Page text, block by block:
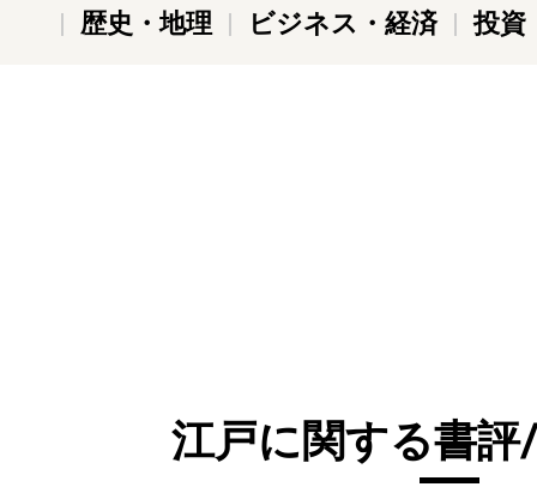
歴史・地理
ビジネス・経済 投資
江戸に関する書